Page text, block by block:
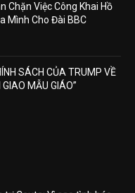
Chặn Việc Công Khai Hồ
Mình Cho Đài BBC
SÁCH CỦA TRUMP VỀ
GIAO MẪU GIÁO”